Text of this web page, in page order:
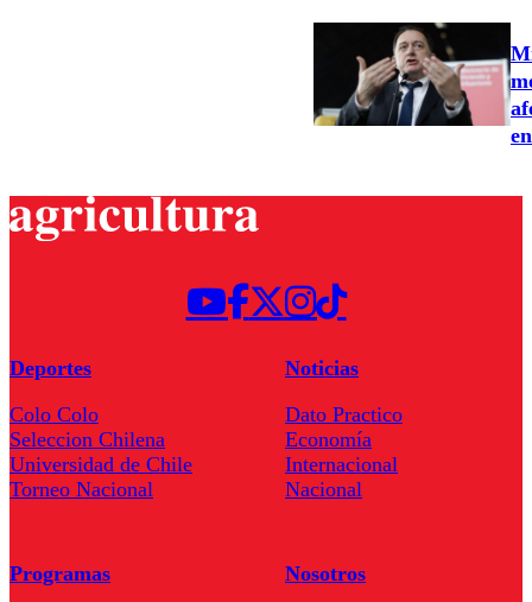
Deportes
Colo Colo
Seleccion Chilena
Universidad de Chile
Torneo Nacional
Noticias
Dato Practico
Economía
Internacional
Nacional
Programas
Nosotros